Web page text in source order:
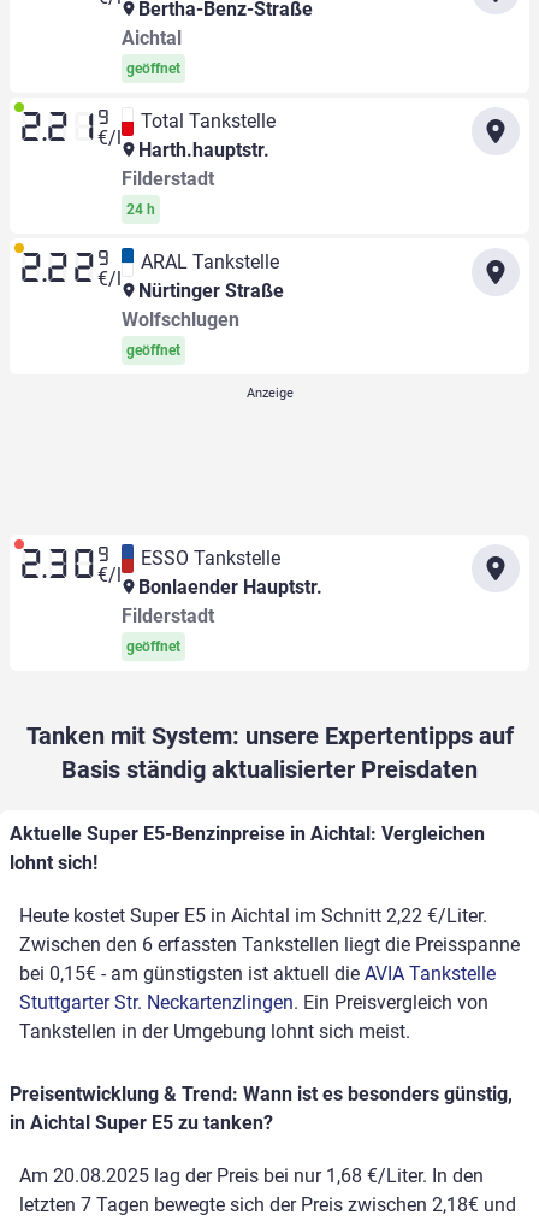
Bertha-Benz-Straße
Aichtal
geöffnet
2.21 9
€/l
Total Tankstelle
Harth.hauptstr.
Filderstadt
24 h
2.22 9
€/l
ARAL Tankstelle
Nürtinger Straße
Wolfschlugen
geöffnet
2.30 9
€/l
ESSO Tankstelle
Bonlaender Hauptstr.
Filderstadt
geöffnet
Tanken mit System: unsere Expertentipps auf
Basis ständig aktualisierter Preisdaten
Aktuelle Super E5-Benzinpreise in Aichtal: Vergleichen
lohnt sich!
Heute kostet Super E5 in Aichtal im Schnitt 2,22 €/Liter.
Zwischen den 6 erfassten Tankstellen liegt die Preisspanne
bei 0,15€ - am günstigsten ist aktuell die AVIA Tankstelle
Stuttgarter Str. Neckartenzlingen. Ein Preisvergleich von
Tankstellen in der Umgebung lohnt sich meist.
Preisentwicklung & Trend: Wann ist es besonders günstig,
in Aichtal Super E5 zu tanken?
Am 20.08.2025 lag der Preis bei nur 1,68 €/Liter. In den
letzten 7 Tagen bewegte sich der Preis zwischen 2,18€ und